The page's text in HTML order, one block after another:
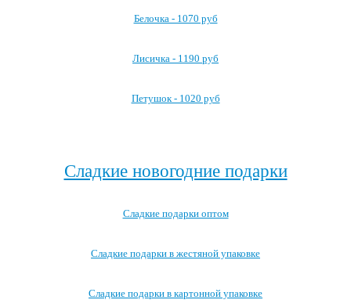
Белочка - 1070 руб
Лисичка - 1190 руб
Петушок - 1020 руб
Сладкие новогодние подарки
Сладкие подарки оптом
Сладкие подарки в жестяной упаковке
Сладкие подарки в картонной упаковке